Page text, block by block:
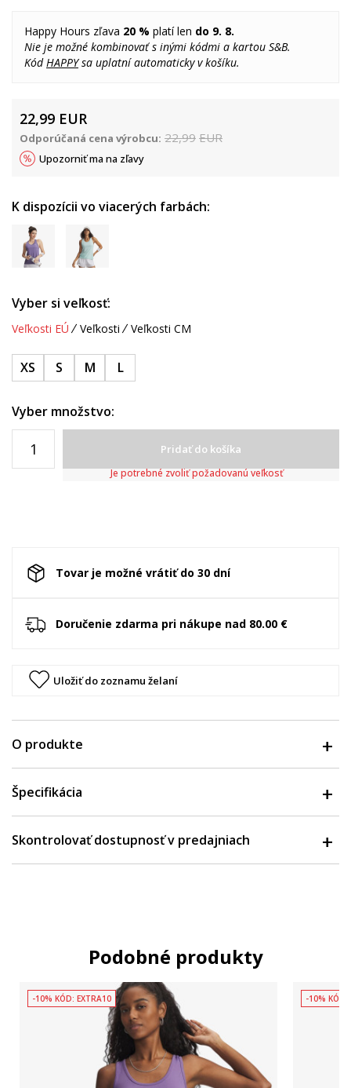
Happy Hours zľava 20 % platí len do 9. 8.
Nie je možné kombinovať s inými kódmi a kartou S&B.
KódHAPPYsa uplatní automaticky v košíku.
22,99 EUR
Odporúčaná cena výrobcu: 22,99 EUR
Upozorniť ma na zľavy
K dispozícii vo viacerých farbách:
Vyber si veľkosť:
Veľkosti EÚ Veľkosti Veľkosti CM
XS S M L
Vyber množstvo:
Pridať do košíka
Je potrebné zvoliť požadovanú veľkosť
Tovar je možné vrátiť do 30 dní
Doručenie zdarma pri nákupe nad 80.00 €
Uložiť do zoznamu želaní
O produkte
Špecifikácia
Skontrolovať dostupnosť v predajniach
Podobné produkty
-10% KÓD: EXTRA10 -10% KÓD: